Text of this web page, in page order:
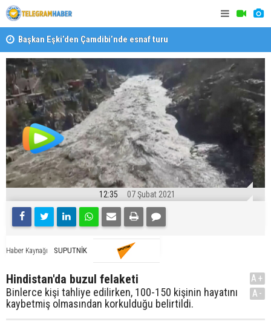
Başkan Eşki’den Çamdibi’nde esnaf turu
12:35 07 Şubat 2021
Haber Kaynağı SUPUTNİK
Hindistan'da buzul felaketi
Binlerce kişi tahliye edilirken, 100-150 kişinin hayatını
kaybetmiş olmasından korkulduğu belirtildi.
A+
A-